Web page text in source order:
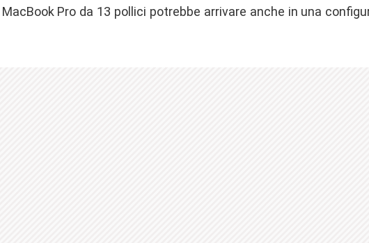
Pro da 13 pollici potrebbe arrivare anche in una